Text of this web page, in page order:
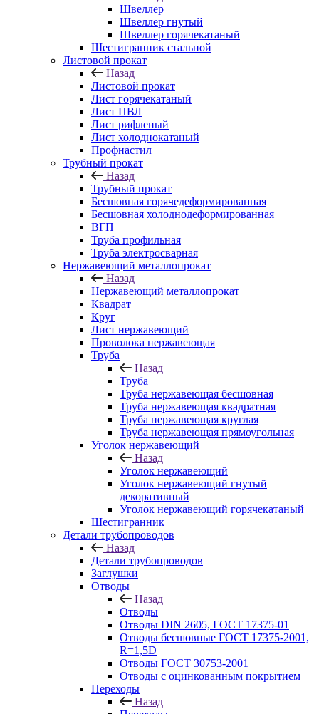
Швеллер
Швеллер гнутый
Швеллер горячекатаный
Шестигранник стальной
Листовой прокат
Назад
Листовой прокат
Лист горячекатаный
Лист ПВЛ
Лист рифленый
Лист холоднокатаный
Профнастил
Трубный прокат
Назад
Трубный прокат
Бесшовная горячедеформированная
Бесшовная холоднодеформированная
ВГП
Труба профильная
Труба электросварная
Нержавеющий металлопрокат
Назад
Нержавеющий металлопрокат
Квадрат
Круг
Лист нержавеющий
Проволока нержавеющая
Труба
Назад
Труба
Труба нержавеющая бесшовная
Труба нержавеющая квадратная
Труба нержавеющая круглая
Труба нержавеющая прямоугольная
Уголок нержавеющий
Назад
Уголок нержавеющий
Уголок нержавеющий гнутый
декоративный
Уголок нержавеющий горячекатаный
Шестигранник
Детали трубопроводов
Назад
Детали трубопроводов
Заглушки
Отводы
Назад
Отводы
Отводы DIN 2605, ГОСТ 17375-01
Отводы бесшовные ГОСТ 17375-2001,
R=1,5D
Отводы ГОСТ 30753-2001
Отводы с оцинкованным покрытием
Переходы
Назад